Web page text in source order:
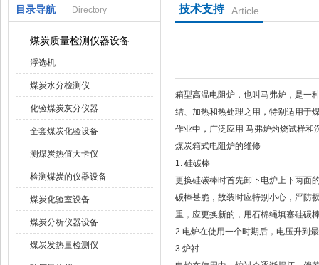
鹤壁市糖心VIOG破解版仪器仪表有限公司
目录导航 Directory
煤炭质量检测仪器设备
浮选机
煤炭水分检测仪
化验煤炭灰分仪器
全套煤炭化验设备
测煤炭热值大卡仪
检测煤炭的仪器设备
煤炭化验室设备
煤炭分析仪器设备
煤炭发热量检测仪
技术支持 Article
箱型高温电阻炉，也叫马弗炉，是一
结、加热和热处理之用，特别适用于
作业中，广泛应用 马弗炉灼烧试样和
煤炭箱式电阻炉的维修
1. 硅碳棒
更换硅碳棒时首先卸下电炉上下两面
碳棒甚脆，故装时应特别小心，严防
重，应更换新的，用石棉绳填塞硅碳
2.电炉在使用一个时期后，电压升到
3.炉衬